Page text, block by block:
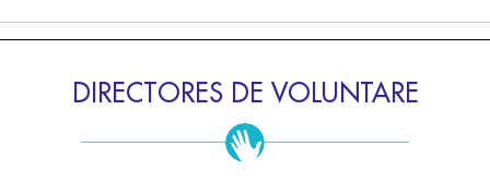
DIRECTORES DE VOLUNTARE